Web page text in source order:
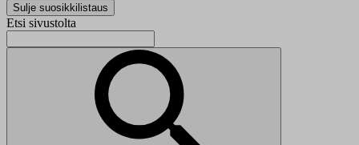
Sulje suosikkilistaus
Etsi sivustolta